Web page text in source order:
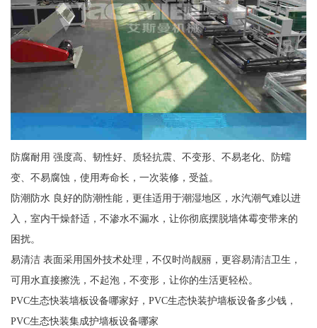
防腐耐用 强度高、韧性好、质轻抗震、不变形、不易老化、防蠕
变、不易腐蚀，使用寿命长，一次装修，受益。
防潮防水 良好的防潮性能，更佳适用于潮湿地区，水汽潮气难以进
入，室内干燥舒适，不渗水不漏水，让你彻底摆脱墙体霉变带来的
困扰。
易清洁 表面采用国外技术处理，不仅时尚靓丽，更容易清洁卫生，
可用水直接擦洗，不起泡，不变形，让你的生活更轻松。
PVC生态快装墙板设备哪家好，PVC生态快装护墙板设备多少钱，
PVC生态快装集成护墙板设备哪家